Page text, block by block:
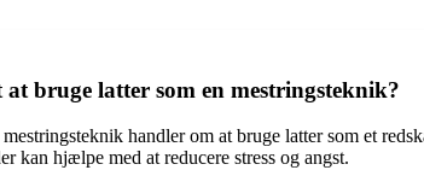
bruge latter som en mestringsteknik?
handler om at bruge latter som et
kan hjælpe med at reducere stress og angst.